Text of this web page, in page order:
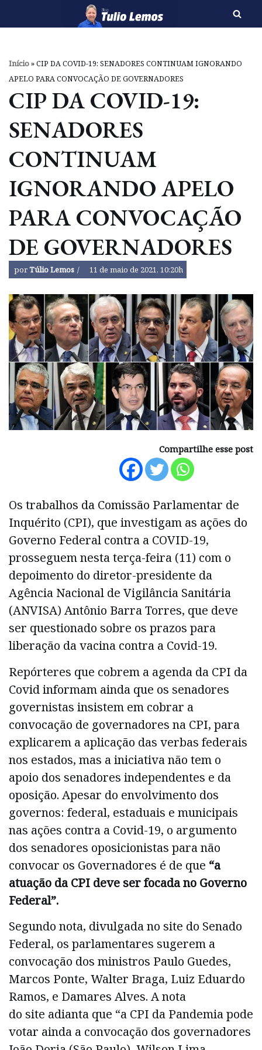
o
conteúdo
Início»CIP DA COVID-19: SENADORES CONTINUAM IGNORANDO
APELO PARA CONVOCAÇÃO DE GOVERNADORES
CIP DA COVID-19:
SENADORES
CONTINUAM
IGNORANDO APELO
PARA CONVOCAÇÃO
DE GOVERNADORES
porTúlio Lemos 11 de maio de 2021, 10:20h
Compartilhe esse post
Os trabalhos da Comissão Parlamentar de
Inquérito (CPI), que investigam as ações do
Governo Federal contra a COVID-19,
prosseguem nesta terça-feira (11) com o
depoimento do diretor-presidente da
Agência Nacional de Vigilância Sanitária
(ANVISA) Antônio Barra Torres, que deve
ser questionado sobre os prazos para
liberação da vacina contra a Covid-19.
Repórteres que cobrem a agenda da CPI da
Covid informam ainda que os senadores
governistas insistem em cobrar a
convocação de governadores na CPI, para
explicarem a aplicação das verbas federais
nos estados, mas a iniciativa não tem o
apoio dos senadores independentes e da
oposição. Apesar do envolvimento dos
governos: federal, estaduais e municipais
nas ações contra a Covid-19, o argumento
dos senadores oposicionistas para não
convocar os Governadores é de que “a
atuação da CPI deve ser focada no Governo
Federal”.
Segundo nota, divulgada no site do Senado
Federal, os parlamentares sugerem a
convocação dos ministros Paulo Guedes,
Marcos Ponte, Walter Braga, Luiz Eduardo
Ramos, e Damares Alves. A nota
do site adianta que “a CPI da Pandemia pode
votar ainda a convocação dos governadores